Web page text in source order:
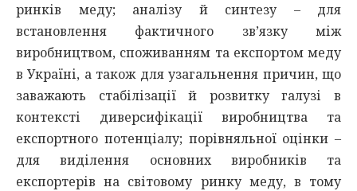
ринків меду; аналізу й синтезу – для
встановлення фактичного зв’язку між
виробництвом, споживанням та експортом меду
в Україні, а також для узагальнення причин, що
заважають стабілізації й розвитку галузі в
контексті диверсифікації виробництва та
експортного потенціалу; порівняльної оцінки –
для виділення основних виробників та
експортерів на світовому ринку меду, в тому